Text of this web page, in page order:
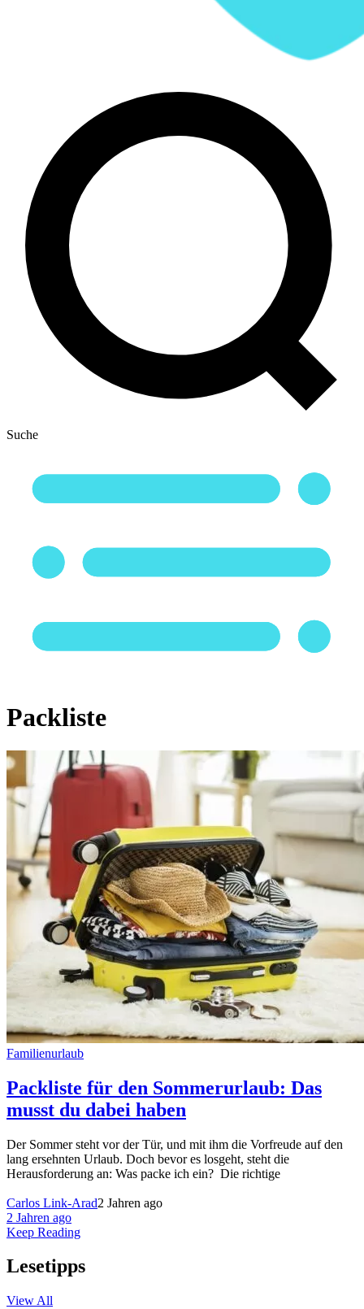
Suche
Packliste
Familienurlaub
Packliste für den Sommerurlaub: Das
musst du dabei haben
Der Sommer steht vor der Tür, und mit ihm die Vorfreude auf den
lang ersehnten Urlaub. Doch bevor es losgeht, steht die
Herausforderung an: Was packe ich ein? Die richtige
Carlos Link-Arad2 Jahren ago
2 Jahren ago
Keep Reading
Lesetipps
View All